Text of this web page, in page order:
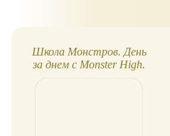
Школа Монстров. День
за днем с Monster High.